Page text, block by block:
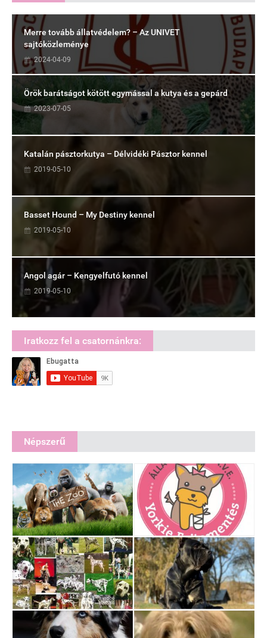
Merre tovább állatvédelem? – Az UNIVET
sajtóközleménye
2024-04-09
Örök barátságot kötött egymással a kutya és a gepárd
2023-07-05
Katalán pásztorkutya – Délvidéki Pásztor kennel
2019-05-10
Basset Hound – My Destiny kennel
2019-05-10
Angol agár – Kengyelfutó kennel
2019-05-10
Iratkozz fel a csatornánkra:
Népszerű